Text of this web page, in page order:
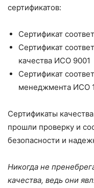
сертификатов:
Сертификат
Сертификат
качества ИСО 9001
Сертификат
менеджмента ИСО
Сертификаты
прошли проверку и
безопасности и
Никогда не
качества, ведь они